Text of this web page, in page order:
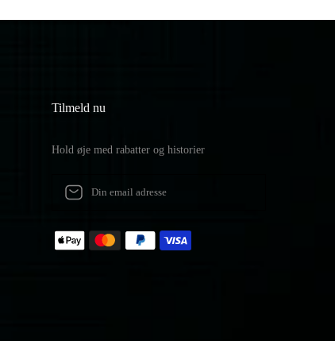
Tilmeld nu
Hold øje med rabatter og historier